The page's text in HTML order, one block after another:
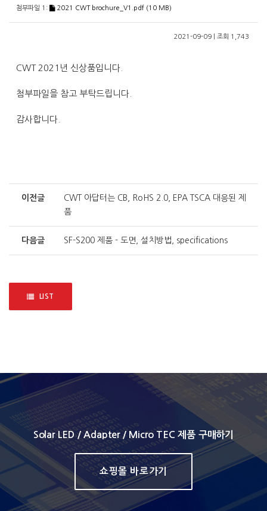
첨부파일 1: 2021 CWT brochure_V1.pdf (10 MB)
2021-09-09 | 조회 1,743
CWT 2021년 신상품입니다.
첨부파일을 참고 부탁드립니다.
감사합니다.
이전글
CWT 아답터는 CB, RoHS 2.0, EPA TSCA 대응된 제
품
다음글 SF-S200 제품 - 도면, 설치방법, specifications
LIST
Solar LED / Adapter / Micro TEC 제품 구매하기
쇼핑몰 바로가기